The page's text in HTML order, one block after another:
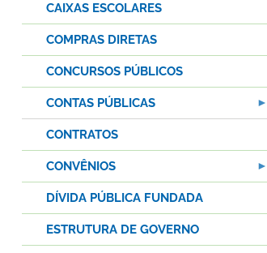
CAIXAS ESCOLARES
COMPRAS DIRETAS
CONCURSOS PÚBLICOS
CONTAS PÚBLICAS
CONTRATOS
CONVÊNIOS
DÍVIDA PÚBLICA FUNDADA
ESTRUTURA DE GOVERNO